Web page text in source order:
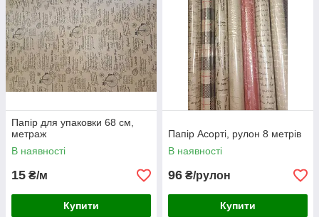
Папір для упаковки 68 см,
метраж
В наявності
15 ₴/м
Купити
Папір Асорті, рулон 8 метрів
В наявності
96 ₴/рулон
Купити